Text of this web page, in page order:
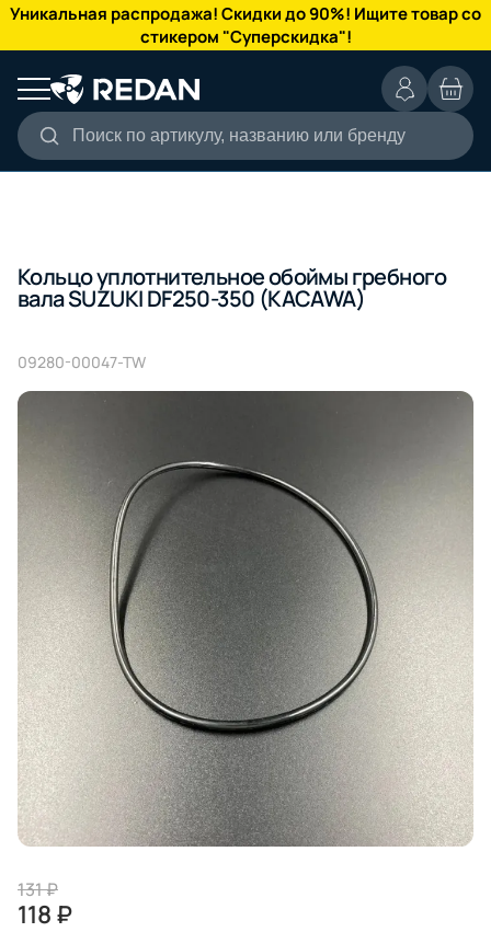
Уникальная распродажа! Скидки до 90%! Ищите товар со
стикером "Суперскидка"!
Поиск по артикулу, названию или бренду
КАТАЛОГ
Кольцо уплотнительное обоймы гребного
вала SUZUKI DF250-350 (KACAWA)
09280-00047-TW
131 ₽
118 ₽